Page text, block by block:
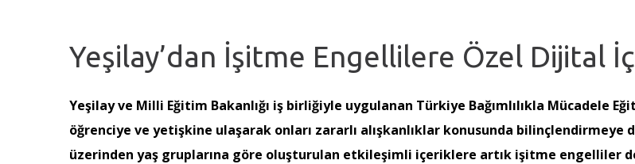
Yeşilay’dan İşitme Engellilere Özel Dijital
Yeşilay ve Milli Eğitim Bakanlığı iş birliğiyle uygulanan Türkiye Bağımlılıkla Mücadele
öğrenciye ve yetişkine ulaşarak onları zararlı alışkanlıklar konusunda
üzerinden yaş gruplarına göre oluşturulan etkileşimli içeriklere artık işitme engelliler